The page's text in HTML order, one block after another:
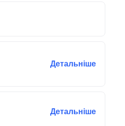
Детальніше
Детальніше